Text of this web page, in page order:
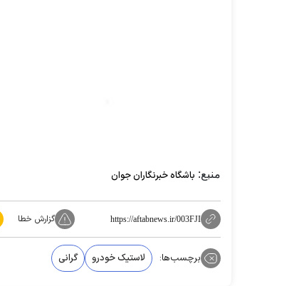
منبع: باشگاه خبرنگاران جوان
https://aftabnews.ir/003FJI گزارش خطا
برچسب‌ها: لاستیک خودرو گرانی